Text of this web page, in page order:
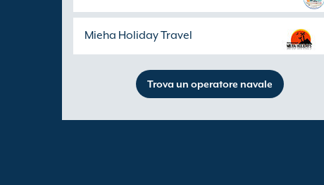
Mieha Holiday Travel
Trova un operatore navale